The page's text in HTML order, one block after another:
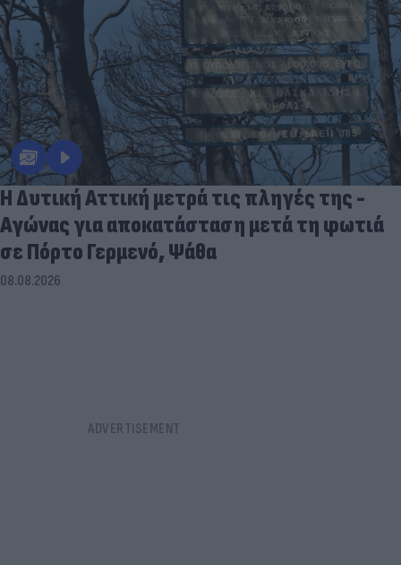
Η Δυτική Αττική μετρά τις πληγές της -
Αγώνας για αποκατάσταση μετά τη φωτιά
σε Πόρτο Γερμενό, Ψάθα
08.08.2026